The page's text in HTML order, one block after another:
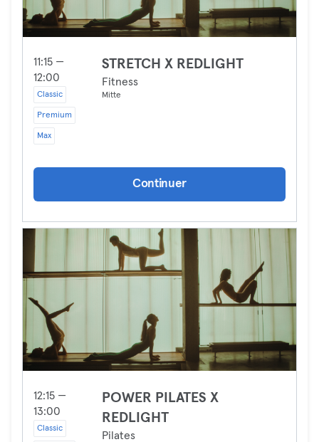
11:15 —
12:00
Classic
Premium
Max
STRETCH X REDLIGHT
Fitness
Mitte
Continuer
12:15 —
13:00
Classic
POWER PILATES X
REDLIGHT
Pilates